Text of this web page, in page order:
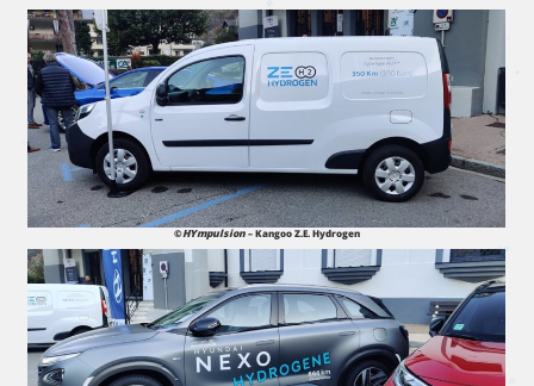
©HYmpulsion – Kangoo Z.E. Hydrogen